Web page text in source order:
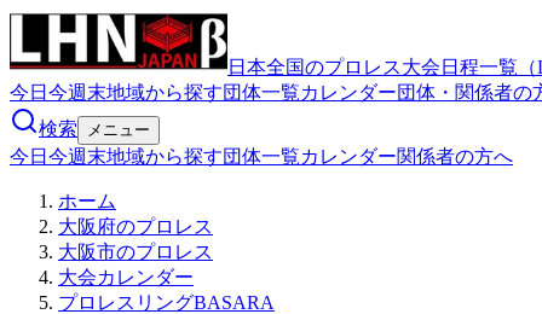
日本全国のプロレス大会日程一覧（
今日 今週末地域から探す団体一覧カレンダー団体・関係者の
検索
メニュー
今日 今週末地域から探す団体一覧カレンダー関係者の方へ
ホーム
大阪府のプロレス
大阪市のプロレス
大会カレンダー
プロレスリングBASARA